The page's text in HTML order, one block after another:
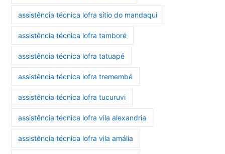
assistência técnica lofra sítio do mandaqui
assistência técnica lofra tamboré
assistência técnica lofra tatuapé
assistência técnica lofra tremembé
assistência técnica lofra tucuruvi
assistência técnica lofra vila alexandria
assistência técnica lofra vila amália